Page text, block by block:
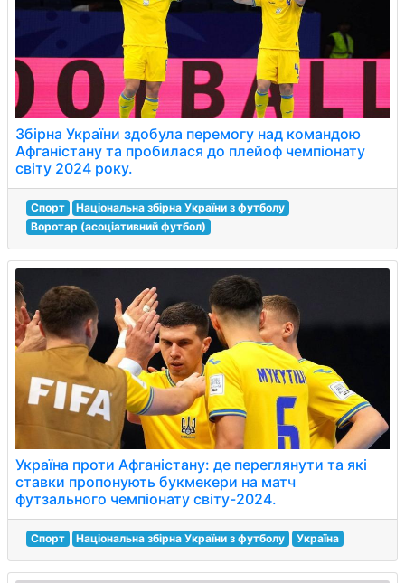
Збірна України здобула перемогу над командою
Афганістану та пробилася до плейоф чемпіонату
світу 2024 року.
Спорт
Національна збірна України з футболу
Воротар (асоціативний футбол)
Україна проти Афганістану: де переглянути та які
ставки пропонують букмекери на матч
футзального чемпіонату світу-2024.
Спорт Національна збірна України з футболу Україна